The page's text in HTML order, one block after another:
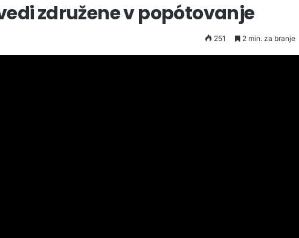
združene v popótovanje
251 2 min. za branje